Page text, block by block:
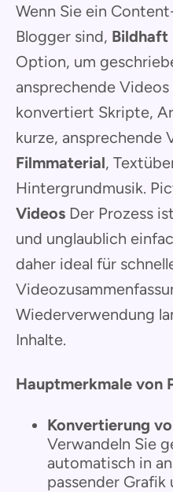
Wenn Sie ein
Blogger sind, Bildhaft
Option, um
ansprechende
konvertiert Skripte,
kurze, ansprechende
Filmmaterial,
Hintergrundmusik.
Videos Der Prozess
und unglaublich
daher ideal für
Wiederverwendung
Inhalte.
Hauptmerkmale von
Konvertierung
Verwandeln Sie
automatisch in
passender Grafik